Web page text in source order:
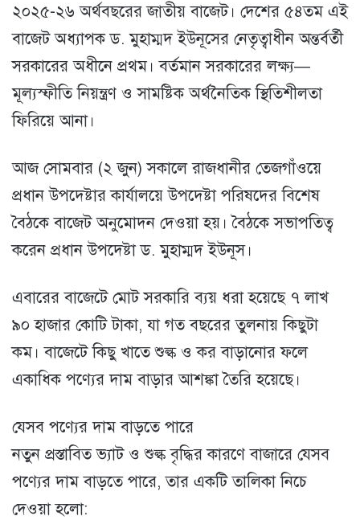
২০২৫-২৬ অর্থবছরের জাতীয় বাজেট। দেশের ৫৪তম এই
বাজেট অধ্যাপক ড. মুহাম্মদ ইউনূসের নেতৃত্বাধীন অন্তর্বর্তী
সরকারের অধীনে প্রথম। বর্তমান সরকারের লক্ষ্য—
মূল্যস্ফীতি নিয়ন্ত্রণ ও সামষ্টিক অর্থনৈতিক স্থিতিশীলতা
ফিরিয়ে আনা।
আজ সোমবার (২ জুন) সকালে রাজধানীর তেজগাঁওয়ে
প্রধান উপদেষ্টার কার্যালয়ে উপদেষ্টা পরিষদের বিশেষ
বৈঠকে বাজেট অনুমোদন দেওয়া হয়। বৈঠকে সভাপতিত্ব
করেন প্রধান উপদেষ্টা ড. মুহাম্মদ ইউনূস।
এবারের বাজেটে মোট সরকারি ব্যয় ধরা হয়েছে ৭ লাখ
৯০ হাজার কোটি টাকা, যা গত বছরের তুলনায় কিছুটা
কম। বাজেটে কিছু খাতে শুল্ক ও কর বাড়ানোর ফলে
একাধিক পণ্যের দাম বাড়ার আশঙ্কা তৈরি হয়েছে।
যেসব পণ্যের দাম বাড়তে পারে
নতুন প্রস্তাবিত ভ্যাট ও শুল্ক বৃদ্ধির কারণে বাজারে যেসব
পণ্যের দাম বাড়তে পারে, তার একটি তালিকা নিচে
দেওয়া হলো: